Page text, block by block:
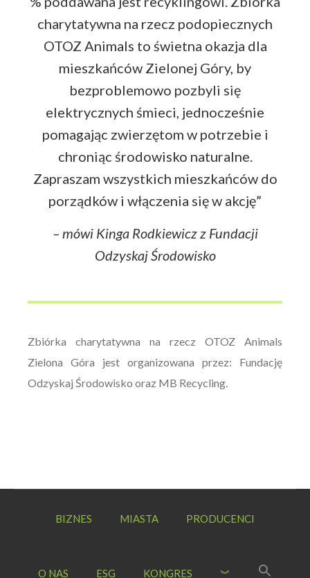
charytatywna na rzecz podopiecznych
OTOZ Animals to świetna okazja dla
mieszkańców Zielonej Góry, by
bezproblemowo pozbyli się
elektrycznych śmieci, jednocześnie
pomagając zwierzętom w potrzebie i
chroniąc środowisko naturalne.
Zapraszam wszystkich mieszkańców do
porządków i włączenia się w akcję”
– mówi Kinga Rodkiewicz z Fundacji
Odzyskaj Środowisko
Zbiórka charytatywna na rzecz OTOZ Animals
Zielona Góra jest organizowana przez: Fundację
Odzyskaj Środowisko oraz MB Recycling.
BIZNES MIASTA PRODUCENCI
O NAS ESG KONGRES ︾